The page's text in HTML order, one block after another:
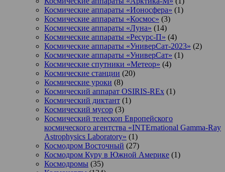
Космические аппараты «Ионосфера» (1)
Космические аппараты «Космос» (3)
Космические аппараты «Луна» (14)
Космические аппараты «Ресурс-П» (4)
Космические аппараты «УниверСат-2023» (2)
Космические аппараты «УниверСат» (1)
Космические спутники «Метеор» (4)
Космические станции (20)
Космические уроки (8)
Космический аппарат OSIRIS-REx (1)
Космический диктант (1)
Космический мусор (3)
Космический телескоп Европейского
космического агентства «INTErnational Gamma-Ray
Astrophysics Laboratory» (1)
Космодром Восточный (27)
Космодром Куру в Южной Америке (1)
Космодромы (35)